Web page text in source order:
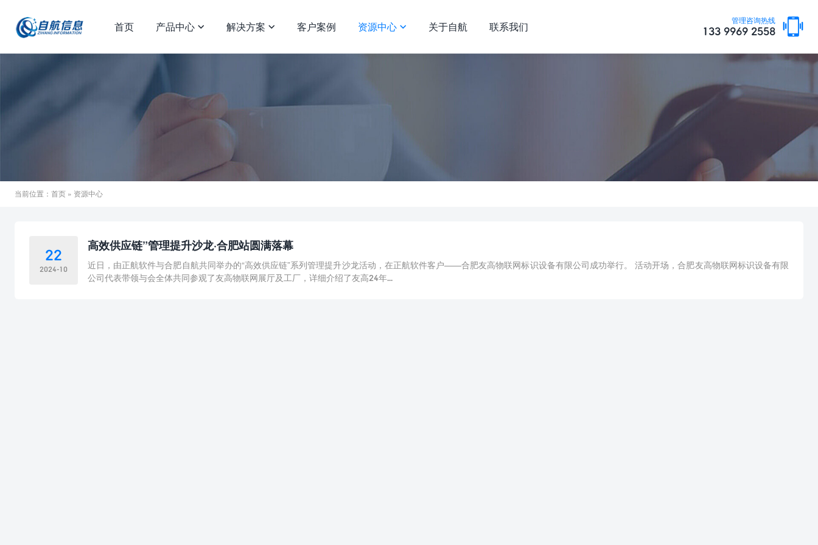
管理咨询热线
133 9969 2558 
首页 产品中心  解决方案  客户案例 资源中心  关于自航 联系我们
当前位置： 首页 » 资源中心
22
2024-10
高效供应链”管理提升沙龙·合肥站圆满落幕
近日，由正航软件与合肥自航共同举办的“高效供应链”系列管理提升沙龙活动，在正航软件客户——合肥友高物联网标识设备有限公司成功举行。 活动开场，合肥友高物联网标识设备有限
公司代表带领与会全体共同参观了友高物联网展厅及工厂，详细介绍了友高24年...